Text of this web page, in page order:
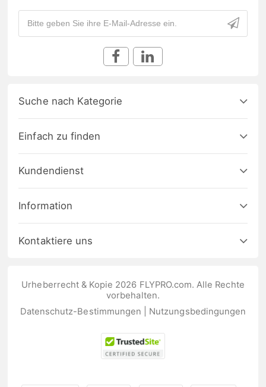
Suche nach Kategorie
Einfach zu finden
Kundendienst
Information
Kontaktiere uns
Urheberrecht & Kopie 2026 FLYPRO.com. Alle Rechte
vorbehalten.
Datenschutz-Bestimmungen
Nutzungsbedingungen